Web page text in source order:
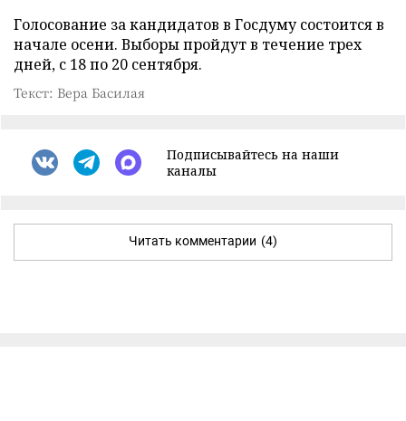
Голосование за кандидатов в Госдуму состоится в
начале осени. Выборы пройдут в течение трех
дней, с 18 по 20 сентября.
Текст: Вера Басилая
Подписывайтесь на наши
каналы
Читать комментарии (4)